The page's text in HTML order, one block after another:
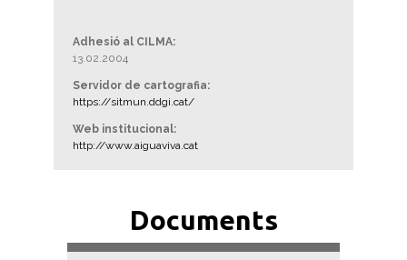
Adhesió al CILMA:
13.02.2004
Servidor de cartografia:
https://sitmun.ddgi.cat/
Web institucional:
http://www.aiguaviva.cat
Documents